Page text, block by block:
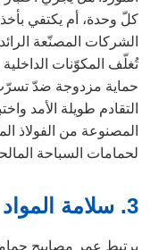
كلّ وحدة، أم يكتفي
الشركات المصنّعة
تُغلّف المكوّنات
حماية مزدوجة ضدّ
التقادم طويلة الأمد
لحمامات السباحة
3. سلامة المواد والإدارة الحرارية